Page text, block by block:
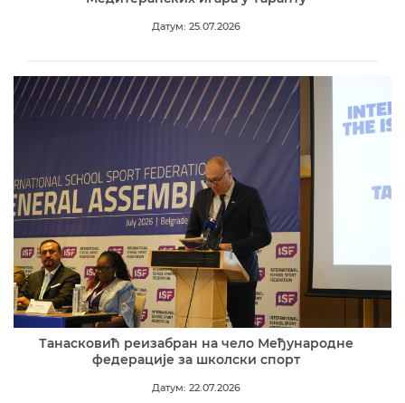
Датум: 25.07.2026
Танасковић реизабран на чело Међународне
федерације за школски спорт
Датум: 22.07.2026